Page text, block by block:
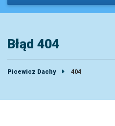
Błąd 404
Picewicz Dachy 404